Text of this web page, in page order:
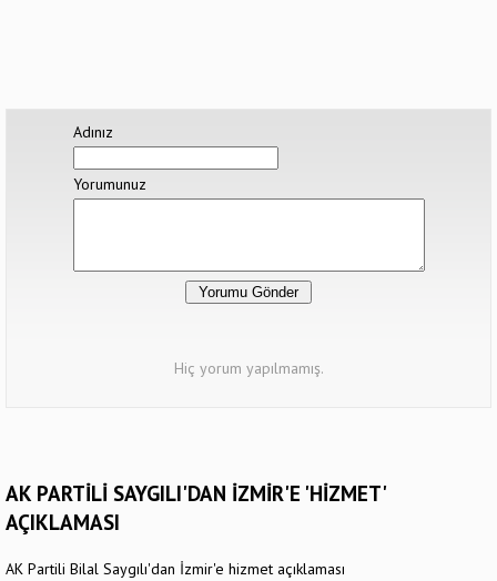
Adınız
Yorumunuz
Hiç yorum yapılmamış.
AK PARTİLİ SAYGILI'DAN İZMİR'E 'HİZMET'
AÇIKLAMASI
AK Partili Bilal Saygılı'dan İzmir'e hizmet açıklaması